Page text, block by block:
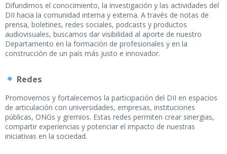
Difundimos el conocimiento, la investigación y las actividades del
DII hacia la comunidad interna y externa. A través de notas de
prensa, boletines, redes sociales, podcasts y productos
audiovisuales, buscamos dar visibilidad al aporte de nuestro
Departamento en la formación de profesionales y en la
construcción de un país más justo e innovador.
Redes
Promovemos y fortalecemos la participación del DII en espacios
de articulación con universidades, empresas, instituciones
públicas, ONGs y gremios. Estas redes permiten crear sinergias,
compartir experiencias y potenciar el impacto de nuestras
iniciativas en la sociedad.